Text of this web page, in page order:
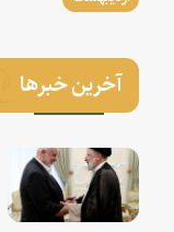
آخرین خبرها